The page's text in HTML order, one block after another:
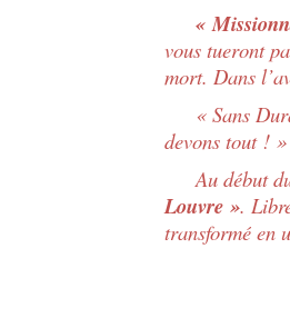
«
vous tueront
mort. Dans
« Sans
devons tout !
Au début
Louvre ».
transformé en